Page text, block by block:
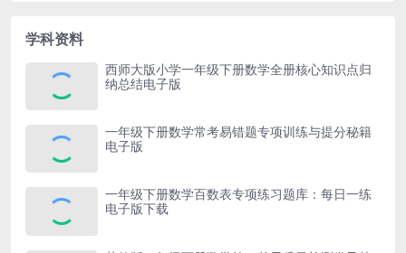
学科资料
西师大版小学一年级下册数学全册核心知识点归
纳总结电子版
一年级下册数学常考易错题专项训练与提分秘籍
电子版
一年级下册数学百数表专项练习题库：每日一练
电子版下载